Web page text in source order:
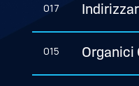
017
015 Organici